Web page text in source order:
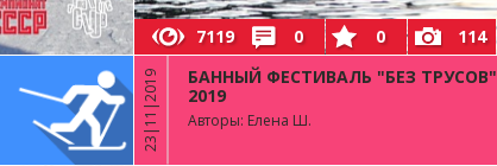
7119 0 0 114
23|11|2019
БАННЫЙ ФЕСТИВАЛЬ "БЕЗ ТРУСОВ"
2019
Авторы: Елена Ш.